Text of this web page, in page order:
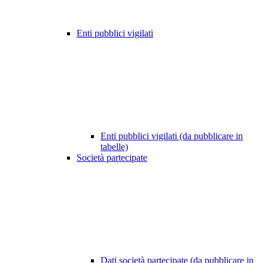
Enti pubblici vigilati
Enti pubblici vigilati (da pubblicare in
tabelle)
Società partecipate
Dati società partecipate (da pubblicare in